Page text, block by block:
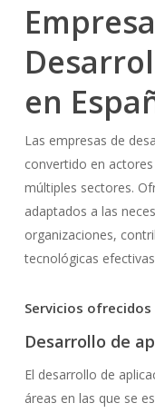
en
Las empresas de
convertido en
múltiples sectores.
adaptados a las
organizaciones,
tecnológicas
Servicios ofrecidos
Desarrollo de
El desarrollo de
áreas en las que se